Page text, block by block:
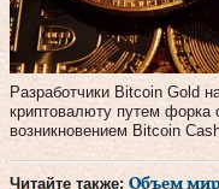
Разработчики Bitcoin Gold
криптовалюту путем форка
возникновением Bitcoin
Читайте также: Объем